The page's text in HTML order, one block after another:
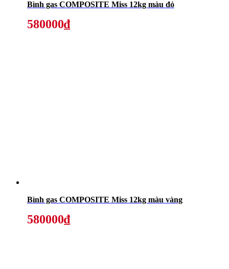
Bình gas COMPOSITE Miss 12kg màu đỏ
580000₫
Bình gas COMPOSITE Miss 12kg màu vàng
580000₫